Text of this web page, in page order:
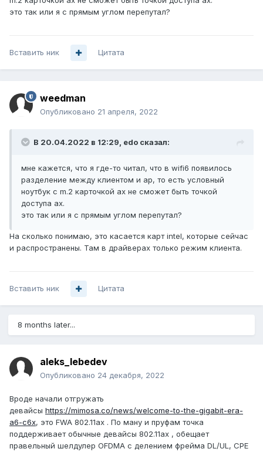
это так или я с прямым углом перепутал?
Вставить ник Цитата
weedman
Опубликовано 21 апреля, 2022
В 20.04.2022 в 12:29, edo сказал:
мне кажется, что я где-то читал, что в wifi6 появилось
разделение между клиентом и ap, то есть условный
ноутбук с m.2 карточкой ax не сможет быть точкой
доступа ax.
это так или я с прямым углом перепутал?
На сколько понимаю, это касается карт intel, которые сейчас
и распространены. Там в драйверах только режим клиента.
Вставить ник Цитата
8 months later...
aleks_lebedev
Опубликовано 24 декабря, 2022
Вроде начали отгружать
девайсы https://mimosa.co/news/welcome-to-the-gigabit-era-
a6-c6x, это FWA 802.11ax . По ману и пруфам точка
поддерживает обычные девайсы 802.11ax , обещает
правельный шелдулер OFDMA с делением фрейма DL/UL, CPE